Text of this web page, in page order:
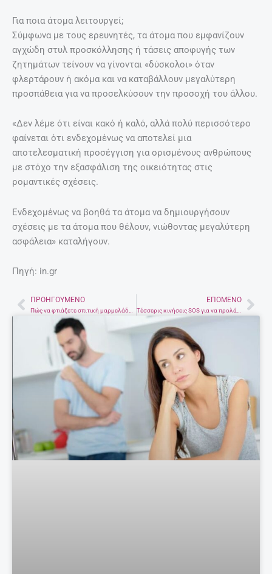
Για ποια άτομα λειτουργεί;
Σύμφωνα με τους ερευνητές, τα άτομα που εμφανίζουν
αγχώδη στυλ προσκόλλησης ή τάσεις αποφυγής των
ζητημάτων τείνουν να γίνονται «δύσκολοι» όταν
φλερτάρουν ή ακόμα και να καταβάλλουν μεγαλύτερη
προσπάθεια για να προσελκύσουν την προσοχή του άλλου.
«Δεν λέμε ότι είναι κακό ή καλό, αλλά πολύ περισσότερο
φαίνεται ότι ενδεχομένως να αποτελεί μια
αποτελεσματική προσέγγιση για ορισμένους ανθρώπους
με στόχο την εξασφάλιση της οικειότητας στις
ρομαντικές σχέσεις.
Ενδεχομένως να βοηθά τα άτομα να δημιουργήσουν
σχέσεις με τα άτομα που θέλουν, νιώθοντας μεγαλύτερη
ασφάλεια» καταλήγουν.
Πηγή: in.gr
Prev
ΠΡΟΗΓΟΎΜΕΝΟ ΕΠΌΜΕΝΟ